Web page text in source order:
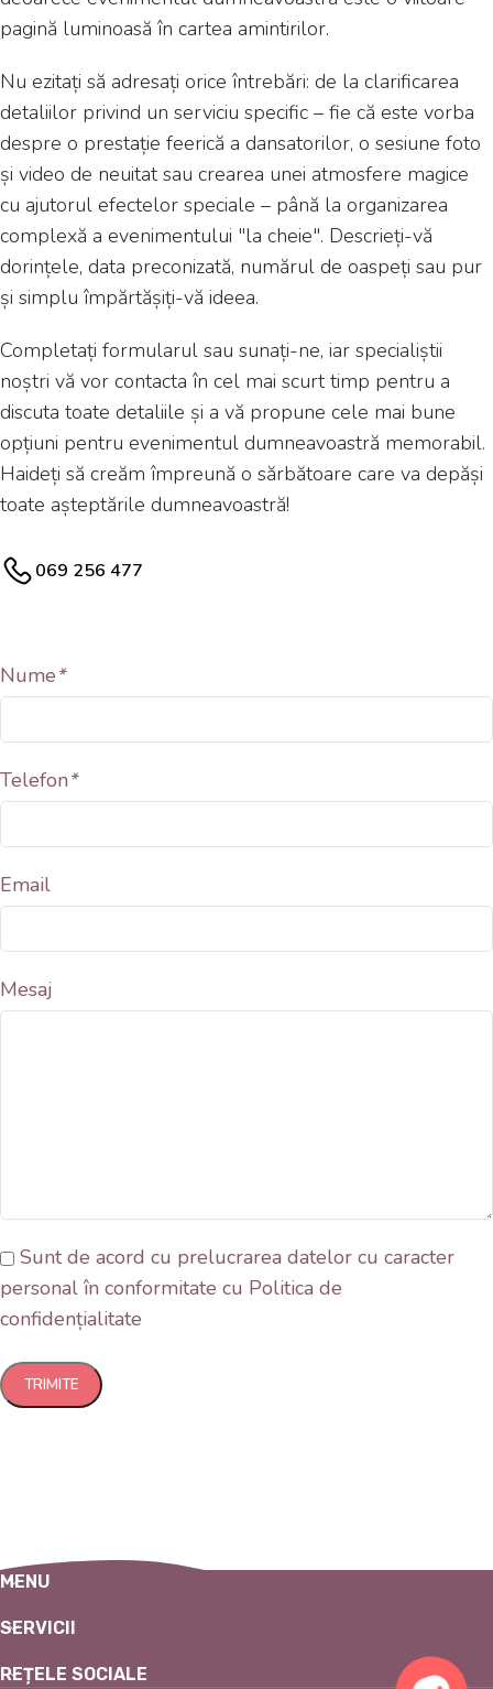
pagină luminoasă în cartea amintirilor.
Nu ezitați să adresați orice întrebări: de la clarificarea
detaliilor privind un serviciu specific – fie că este vorba
despre o prestație feerică a dansatorilor, o sesiune foto
și video de neuitat sau crearea unei atmosfere magice
cu ajutorul efectelor speciale – până la organizarea
complexă a evenimentului "la cheie". Descrieți-vă
dorințele, data preconizată, numărul de oaspeți sau pur
și simplu împărtășiți-vă ideea.
Completați formularul sau sunați-ne, iar specialiștii
noștri vă vor contacta în cel mai scurt timp pentru a
discuta toate detaliile și a vă propune cele mai bune
opțiuni pentru evenimentul dumneavoastră memorabil.
Haideți să creăm împreună o sărbătoare care va depăși
toate așteptările dumneavoastră!
069 256 477
Nume*
Telefon*
Email
Mesaj
Sunt de acord cu prelucrarea datelor cu caracter
personal în conformitate cu Politica de
confidențialitate
MENU
SERVICII
REȚELE SOCIALE